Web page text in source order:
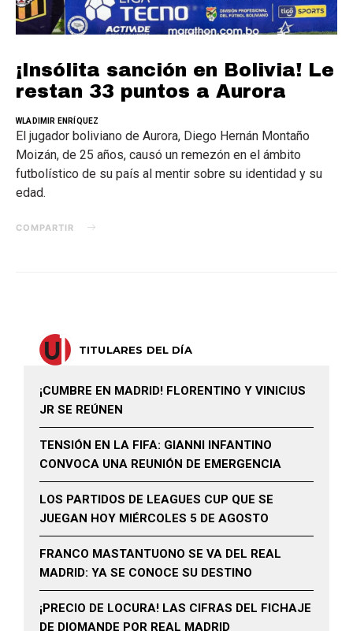
¡Insólita sanción en Bolivia! Le
restan 33 puntos a Aurora
WLADIMIR ENRÍQUEZ
El jugador boliviano de Aurora, Diego Hernán Montaño
Moizán, de 25 años, causó un remezón en el ámbito
futbolístico de su país al mentir sobre su identidad y su
edad.
COMPARTIR
TITULARES DEL DÍA
¡CUMBRE EN MADRID! FLORENTINO Y VINICIUS
JR SE REÚNEN
TENSIÓN EN LA FIFA: GIANNI INFANTINO
CONVOCA UNA REUNIÓN DE EMERGENCIA
LOS PARTIDOS DE LEAGUES CUP QUE SE
JUEGAN HOY MIÉRCOLES 5 DE AGOSTO
FRANCO MASTANTUONO SE VA DEL REAL
MADRID: YA SE CONOCE SU DESTINO
¡PRECIO DE LOCURA! LAS CIFRAS DEL FICHAJE
DE DIOMANDE POR REAL MADRID